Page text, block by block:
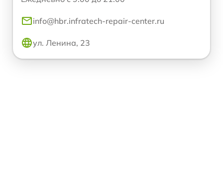
info@hbr.infratech-repair-center.ru
ул. Ленина, 23